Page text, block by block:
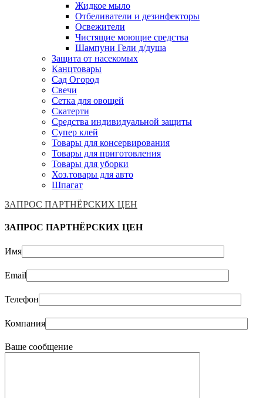
Жидкое мыло
Отбеливатели и дезинфекторы
Освежители
Чистящие моющие средства
Шампуни Гели д/душа
Защита от насекомых
Канцтовары
Сад Огород
Свечи
Сетка для овощей
Скатерти
Средства индивидуальной защиты
Супер клей
Товары для консервирования
Товары для приготовления
Товары для уборки
Хоз.товары для авто
Шпагат
ЗАПРОС ПАРТНЁРСКИХ ЦЕН
ЗАПРОС ПАРТНЁРСКИХ ЦЕН
Имя
Email
Телефон
Компания
Ваше сообщение